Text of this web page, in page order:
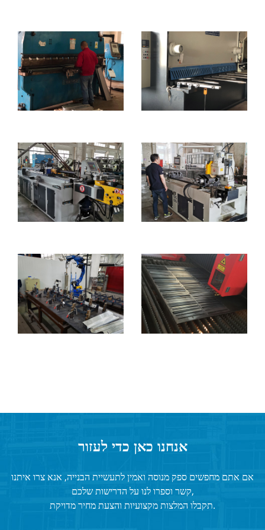
אנחנו כאן כדי לעזור
אם אתם מחפשים ספק מנוסה ואמין לתעשיית הבנייה, אנא צרו איתנו
קשר וספרו לנו על הדרישות שלכם,
תקבלו המלצות מקצועיות והצעת מחיר מדויקת.